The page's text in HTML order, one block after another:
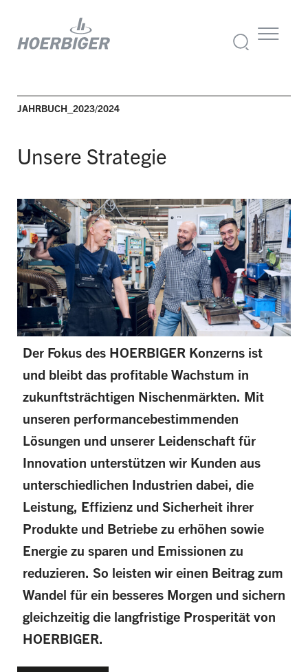
JAHRBUCH_2023/2024
Unsere Strategie
Der Fokus des HOERBIGER Konzerns ist
und bleibt das profitable Wachstum in
zukunftsträchtigen Nischenmärkten. Mit
unseren performancebestimmenden
Lösungen und unserer Leidenschaft für
Innovation unterstützen wir Kunden aus
unterschiedlichen Industrien dabei, die
Leistung, Effizienz und Sicherheit ihrer
Produkte und Betriebe zu erhöhen sowie
Energie zu sparen und Emissionen zu
reduzieren. So leisten wir einen Beitrag zum
Wandel für ein besseres Morgen und sichern
gleichzeitig die langfristige Prosperität von
HOERBIGER.